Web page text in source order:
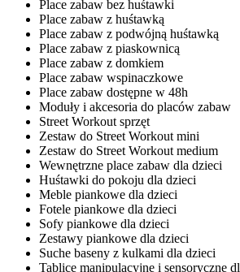
Place zabaw bez huśtawki
Place zabaw z huśtawką
Place zabaw z podwójną huśtawką
Place zabaw z piaskownicą
Place zabaw z domkiem
Place zabaw wspinaczkowe
Place zabaw dostępne w 48h
Moduły i akcesoria do placów zabaw
Street Workout sprzęt
Zestaw do Street Workout mini
Zestaw do Street Workout medium
Wewnętrzne place zabaw dla dzieci
Huśtawki do pokoju dla dzieci
Meble piankowe dla dzieci
Fotele piankowe dla dzieci
Sofy piankowe dla dzieci
Zestawy piankowe dla dzieci
Suche baseny z kulkami dla dzieci
Tablice manipulacyjne i sensoryczne